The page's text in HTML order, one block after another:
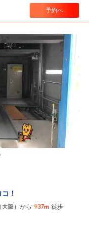
予約へ
！
阪）から 937m 徒歩